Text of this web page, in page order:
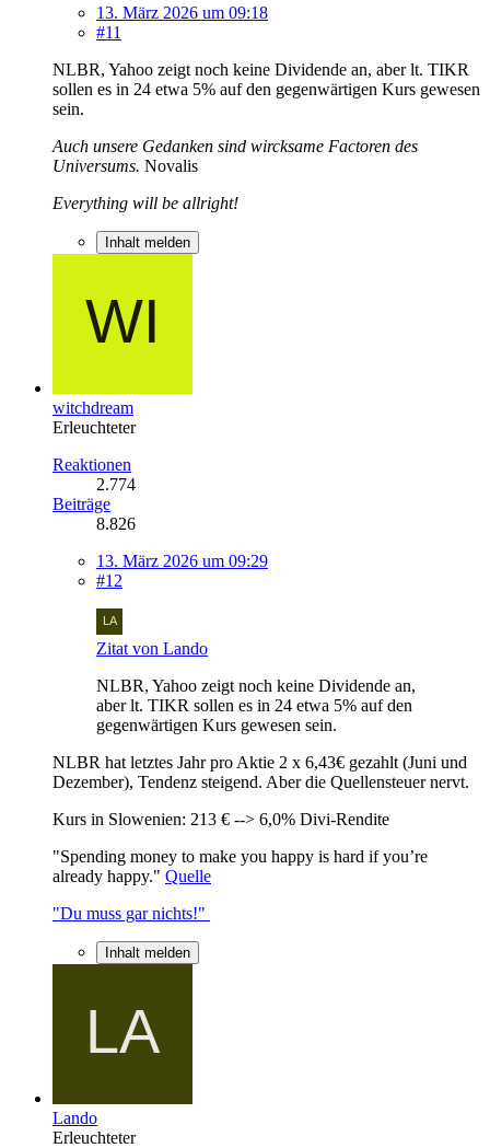
13. März 2026 um 09:18
#11
NLBR, Yahoo zeigt noch keine Dividende an, aber lt. TIKR
sollen es in 24 etwa 5% auf den gegenwärtigen Kurs gewesen
sein.
Auch unsere Gedanken sind wircksame Factoren des
Universums. Novalis
Everything will be allright!
Inhalt melden
witchdream
Erleuchteter
Reaktionen
2.774
Beiträge
8.826
13. März 2026 um 09:29
#12
Zitat von Lando
NLBR, Yahoo zeigt noch keine Dividende an,
aber lt. TIKR sollen es in 24 etwa 5% auf den
gegenwärtigen Kurs gewesen sein.
NLBR hat letztes Jahr pro Aktie 2 x 6,43€ gezahlt (Juni und
Dezember), Tendenz steigend. Aber die Quellensteuer nervt.
Kurs in Slowenien: 213 € --> 6,0% Divi-Rendite
"Spending money to make you happy is hard if you’re
already happy." Quelle
"Du muss gar nichts!"
Inhalt melden
Lando
Erleuchteter